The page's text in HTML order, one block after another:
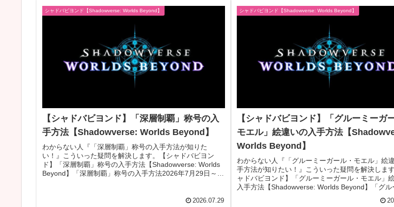
シャドバビヨンド【Shadowverse: Worlds Beyond】
【シャドバビヨンド】「深層制覇」称号の入
手方法【Shadowverse: Worlds Beyond】
わからない人『「深層制覇」称号の入手方法が知りた
い！』こういった疑問を解決します。【シャドバビヨン
ド】「深層制覇」称号の入手方法【Shadowverse: Worlds
Beyond】「深層制覇」称号の入手方法2026年7月29日～第
2026.07.29
シャドバビヨンド【Shadowverse: Worlds Beyond】
【シャドバビヨンド】「グルーミーガ
モエル」絵違いの入手方法【
Worlds Beyond】
わからない人『「グルーミーガール・モエル」絵
手方法が知りたい！』こういった疑問を解決しま
ャドバビヨンド】「グルーミーガール・モエル」
入手方法【Shadowverse: Worlds Beyond】「グル